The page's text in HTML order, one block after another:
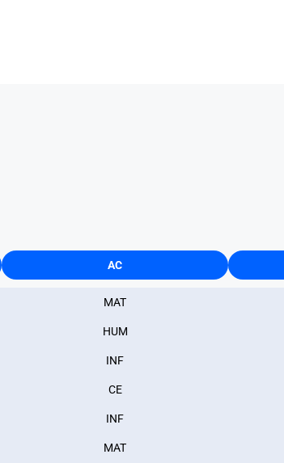
AC
MAT
HUM
INF
CE
INF
MAT